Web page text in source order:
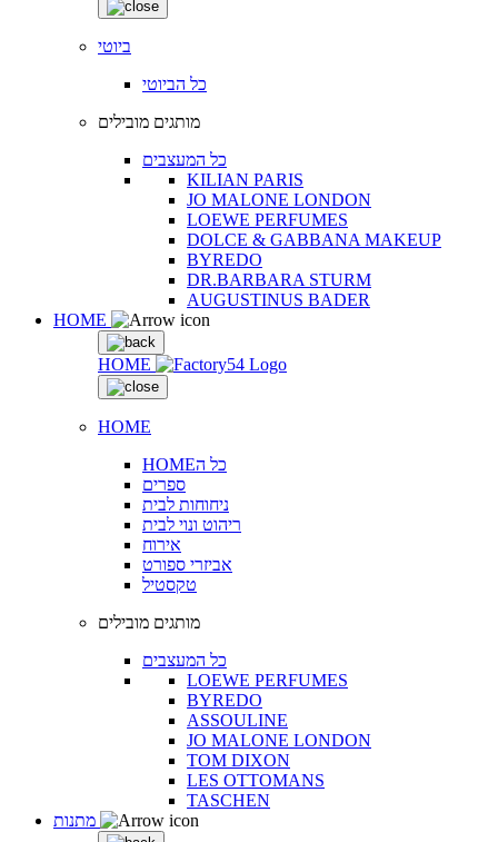
ביוטי
כל הביוטי
מותגים מובילים
כל המעצבים
KILIAN PARIS
JO MALONE LONDON
LOEWE PERFUMES
DOLCE & GABBANA MAKEUP
BYREDO
DR.BARBARA STURM
AUGUSTINUS BADER
HOME
HOME
HOME
HOMEכל ה
ספרים
ניחוחות לבית
ריהוט ונוי לבית
אירוח
אביזרי ספורט
טקסטיל
מותגים מובילים
כל המעצבים
LOEWE PERFUMES
BYREDO
ASSOULINE
JO MALONE LONDON
TOM DIXON
LES OTTOMANS
TASCHEN